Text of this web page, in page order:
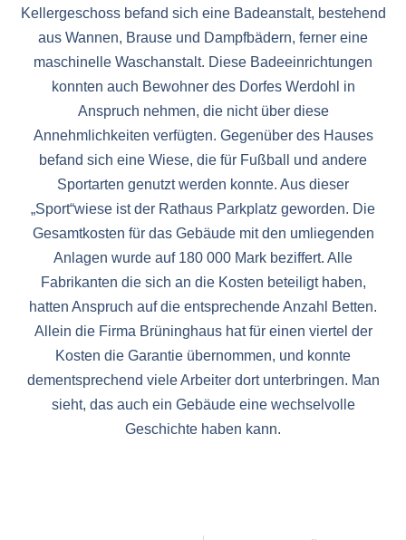
Kellergeschoss befand sich eine Badeanstalt, bestehend
aus Wannen, Brause und Dampfbädern, ferner eine
maschinelle Waschanstalt. Diese Badeeinrichtungen
konnten auch Bewohner des Dorfes Werdohl in
Anspruch nehmen, die nicht über diese
Annehmlichkeiten verfügten. Gegenüber des Hauses
befand sich eine Wiese, die für Fußball und andere
Sportarten genutzt werden konnte. Aus dieser
„Sport“wiese ist der Rathaus Parkplatz geworden. Die
Gesamtkosten für das Gebäude mit den umliegenden
Anlagen wurde auf 180 000 Mark beziffert. Alle
Fabrikanten die sich an die Kosten beteiligt haben,
hatten Anspruch auf die entsprechende Anzahl Betten.
Allein die Firma Brüninghaus hat für einen viertel der
Kosten die Garantie übernommen, und konnte
dementsprechend viele Arbeiter dort unterbringen. Man
sieht, das auch ein Gebäude eine wechselvolle
Geschichte haben kann.